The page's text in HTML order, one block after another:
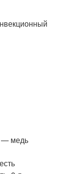
— медь